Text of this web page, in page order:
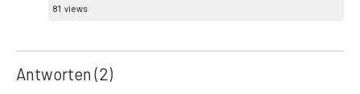
81 views
Antworten(2)